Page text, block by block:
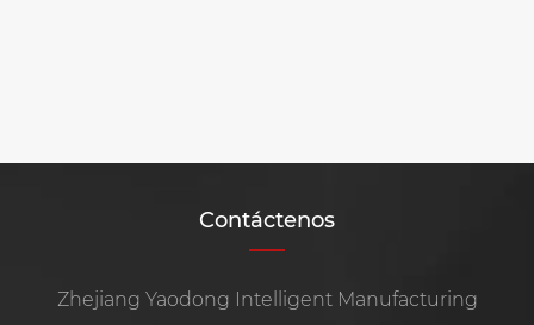
Contáctenos
Zhejiang Yaodong Intelligent Manufacturing